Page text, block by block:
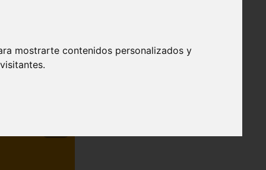
mostrarte contenidos personalizados y